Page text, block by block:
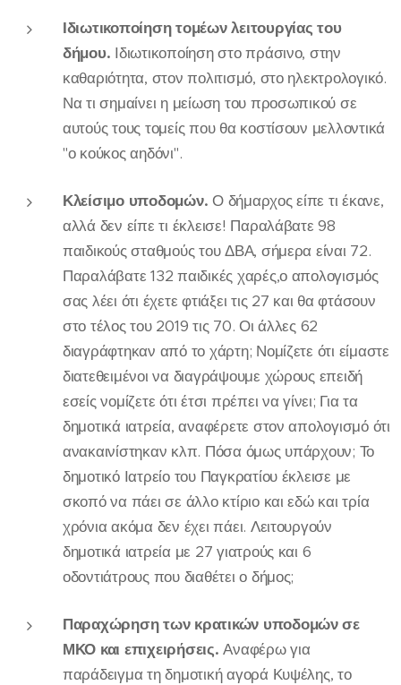
Ιδιωτικοποίηση τομέων λειτουργίας του
δήμου. Ιδιωτικοποίηση στο πράσινο, στην
καθαριότητα, στον πολιτισμό, στο ηλεκτρολογικό.
Να τι σημαίνει η μείωση του προσωπικού σε
αυτούς τους τομείς που θα κοστίσουν μελλοντικά
"ο κούκος αηδόνι".
Κλείσιμο υποδομών.Ο δήμαρχος είπε τι έκανε,
αλλά δεν είπε τι έκλεισε! Παραλάβατε 98
παιδικούς σταθμούς του ΔΒΑ, σήμερα είναι 72.
Παραλάβατε 132 παιδικές χαρές,ο απολογισμός
σας λέει ότι έχετε φτιάξει τις 27 και θα φτάσουν
στο τέλος του 2019 τις 70. Οι άλλες 62
διαγράφτηκαν από το χάρτη; Νομίζετε ότι είμαστε
διατεθειμένοι να διαγράψουμε χώρους επειδή
εσείς νομίζετε ότι έτσι πρέπει να γίνει; Για τα
δημοτικά ιατρεία, αναφέρετε στον απολογισμό ότι
ανακαινίστηκαν κλπ. Πόσα όμως υπάρχουν; Το
δημοτικό Ιατρείο του Παγκρατίου έκλεισε με
σκοπό να πάει σε άλλο κτίριο και εδώ και τρία
χρόνια ακόμα δεν έχει πάει. Λειτουργούν
δημοτικά ιατρεία με 27 γιατρούς και 6
οδοντιάτρους που διαθέτει ο δήμος;
Παραχώρηση των κρατικών υποδομών σε
ΜΚΟ και επιχειρήσεις. Αναφέρω για
παράδειγμα τη δημοτική αγορά Κυψέλης, το